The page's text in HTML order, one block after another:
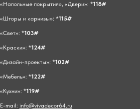
«Напольные покрытия», «Двери»: *118#
«Шторы и карнизы»: *115#
«Свет»: *103#
«Краски»: *124#
«Дизайн-проекты»: *102#
«Мебель»: *122#
«Кухни»: *119#
E-mail: info@vivadecor64.ru